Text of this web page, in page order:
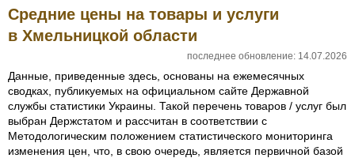
Средние цены на товары и услуги
в Хмельницкой области
последнее обновление: 14.07.2026
Данные, приведенные здесь, основаны на ежемесячных
сводках, публикуемых на официальном сайте Державной
службы статистики Украины. Такой перечень товаров / услуг был
выбран Держстатом и рассчитан в соответствии с
Методологическим положением статистического мониторинга
изменения цен, что, в свою очередь, является первичной базой